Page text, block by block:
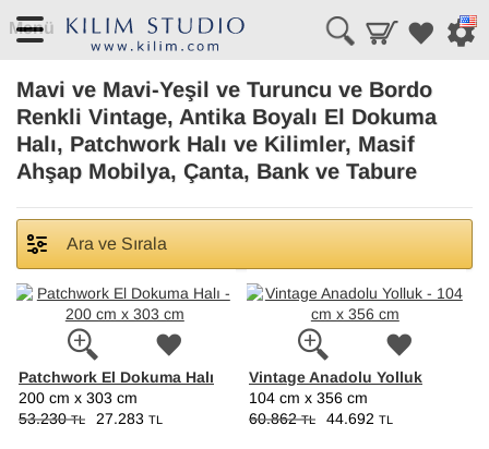
Menü
Mavi ve Mavi-Yeşil ve Turuncu ve Bordo
Renkli Vintage, Antika Boyalı El Dokuma
Halı, Patchwork Halı ve Kilimler, Masif
Ahşap Mobilya, Çanta, Bank ve Tabure
Ara ve Sırala
Patchwork El Dokuma Halı
200 cm x 303 cm
53.230TL 27.283 TL
Vintage Anadolu Yolluk
104 cm x 356 cm
60.862TL 44.692 TL